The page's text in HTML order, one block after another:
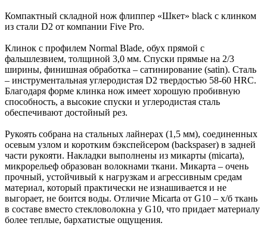
Компактный складной нож флиппер «Шкет» black с клинком
из стали D2 от компании Five Pro.
Клинок с профилем Normal Blade, обух прямой с
фальшлезвием, толщиной 3,0 мм. Спуски прямые на 2/3
ширины, финишная обработка – сатинирование (satin). Сталь
– инструментальная углеродистая D2 твердостью 58-60 HRC.
Благодаря форме клинка нож имеет хорошую пробивную
способность, а высокие спуски и углеродистая сталь
обеспечивают достойный рез.
Рукоять собрана на стальных лайнерах (1,5 мм), соединенных
осевым узлом и коротким бэкспейсером (backspaser) в задней
части рукояти. Накладки выполнены из микарты (micarta),
микрорельеф образован волокнами ткани. Микарта – очень
прочный, устойчивый к нагрузкам и агрессивным средам
материал, который практически не изнашивается и не
выгорает, не боится воды. Отличие Micarta от G10 – х/б ткань
в составе вместо стекловолокна у G10, что придает материалу
более теплые, бархатистые ощущения.